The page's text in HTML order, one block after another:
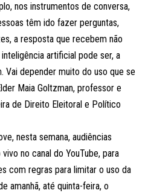
nos instrumentos de conversa,
têm ido fazer perguntas,
a resposta que recebem não
artificial pode ser, a
Vai depender muito do uso que se
Maia Goltzman, professor e
de Direito Eleitoral e Político
nesta semana, audiências
no canal do YouTube, para
com regras para limitar o uso da
amanhã, até quinta-feira, o